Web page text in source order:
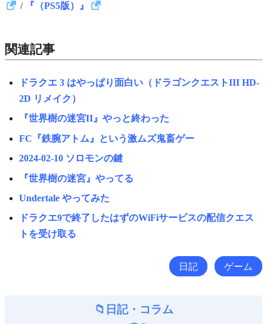
/
『（PS5版）』
関連記事
ドラクエ 3 はやっぱり面白い（ドラゴンクエストIII HD-
2D リメイク）
『世界樹の迷宮II』やっと終わった
FC『鉄腕アトム』という激ムズ鬼畜ゲー
2024-02-10 ソロモンの鍵
『世界樹の迷宮』やってる
Undertale やってみた
ドラクエ9で終了したはずのWiFiサービスの配信クエス
トを受け取る
日記 ゲーム
日記・コラム